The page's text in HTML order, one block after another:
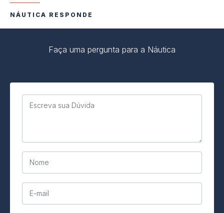
NÁUTICA RESPONDE
Faça uma pergunta para a Náutica
Escreva sua Dúvida
Nome
E-mail